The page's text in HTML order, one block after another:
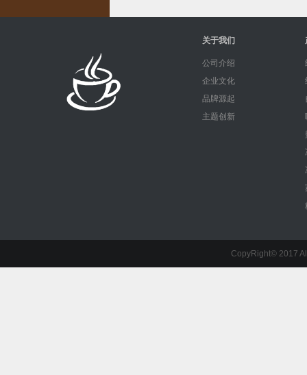
关于我们
公司介绍
企业文化
品牌源起
主题创新
CopyRight© 2017